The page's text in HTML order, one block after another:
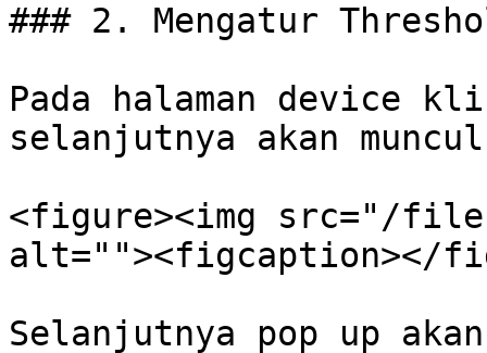
### 2. Mengatur
Pada halaman device
selanjutnya akan
<figure><img src="/files/
alt=""><figcaption></
Selanjutnya pop up